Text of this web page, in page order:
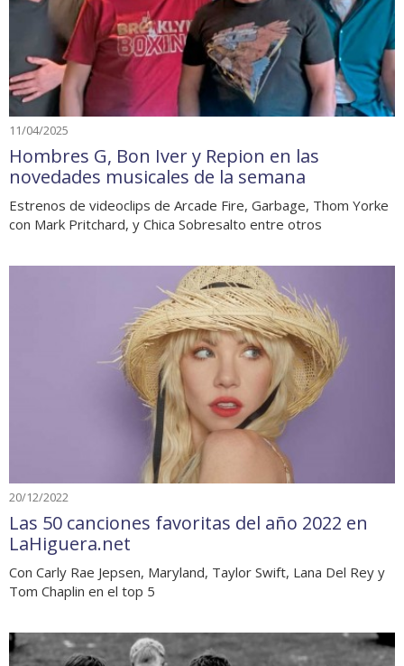
11/04/2025
Hombres G, Bon Iver y Repion en las
novedades musicales de la semana
Estrenos de videoclips de Arcade Fire, Garbage, Thom Yorke
con Mark Pritchard, y Chica Sobresalto entre otros
20/12/2022
Las 50 canciones favoritas del año 2022 en
LaHiguera.net
Con Carly Rae Jepsen, Maryland, Taylor Swift, Lana Del Rey y
Tom Chaplin en el top 5